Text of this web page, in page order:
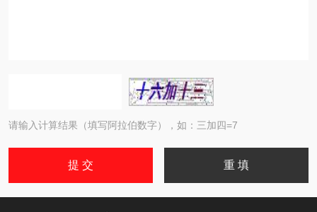
请输入计算结果（填写阿拉伯数字），如：三加四=7